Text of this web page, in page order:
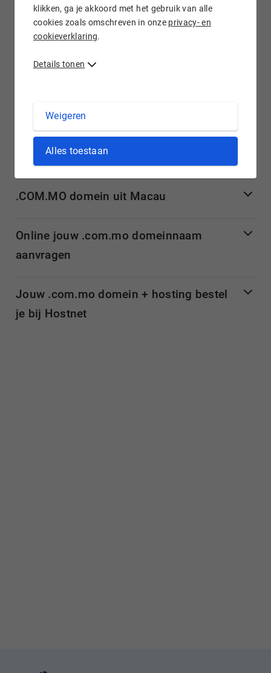
klikken, ga je akkoord met het gebruik van alle
cookies zoals omschreven in onze privacy- en
cookieverklaring.
Details tonen
Weigeren
Alles toestaan
Registreer online jouw .com.mo domeinnaam uit Macau bij
Hostnet. Wij regelen dedomeinregistratievan jouw .com.mo
domein van begin tot eind voor je. Wil je naast een .com.mo
jouw .com.mo domein? Hostnet biedt meerdere
Meer informatie over .com.mo
domeinnamen
.COM.MO domein uit Macau
Online jouw .com.mo domeinnaam
aanvragen
Jouw .com.mo domein + hosting bestel
je bij Hostnet